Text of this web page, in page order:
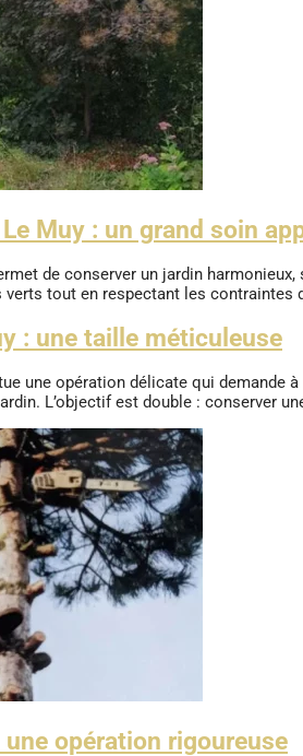
Muy : un grand soin
de conserver un jardin
verts tout en respectant les contraintes
: une taille méticuleuse
une opération délicate qui demande
L’objectif est double : conserver
une opération rigoureuse